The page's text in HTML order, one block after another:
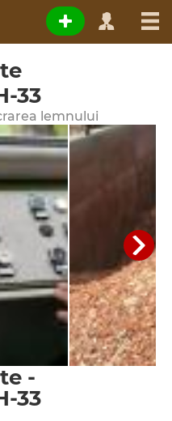
33
lemnului
-
33